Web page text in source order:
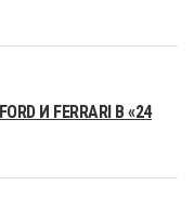
И FERRARI В «24